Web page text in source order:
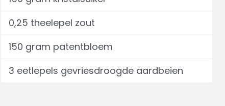
0,25 theelepel zout
150 gram patentbloem
3 eetlepels gevriesdroogde aardbeien